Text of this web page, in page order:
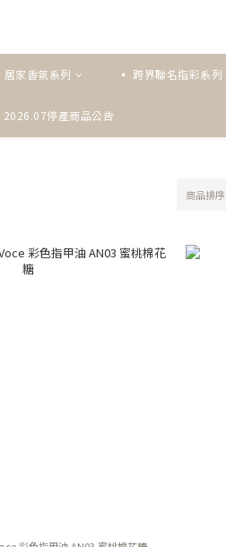
居家香氛系列 ▪ 跨界聯名指彩系列
2026.07停產商品公告
商品排序